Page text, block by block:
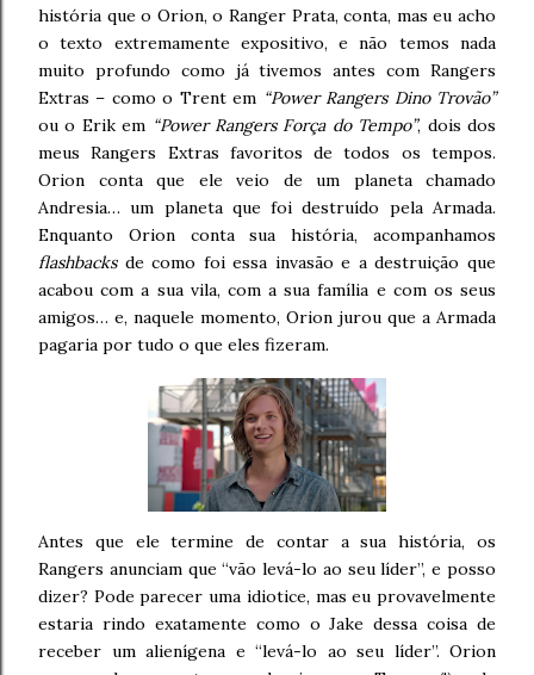
história que o Orion, o Ranger Prata, conta, mas eu acho
o texto extremamente expositivo, e não temos nada
muito profundo como já tivemos antes com Rangers
Extras – como o Trent em “Power Rangers Dino Trovão”
ou o Erik em “Power Rangers Força do Tempo”, dois dos
meus Rangers Extras favoritos de todos os tempos.
Orion conta que ele veio de um planeta chamado
Andresia… um planeta que foi destruído pela Armada.
Enquanto Orion conta sua história, acompanhamos
flashbacksde como foi essa invasão e a destruição que
acabou com a sua vila, com a sua família e com os seus
amigos… e, naquele momento, Orion jurou que a Armada
pagaria por tudo o que eles fizeram.
Antes que ele termine de contar a sua história, os
Rangers anunciam que “vão levá-lo ao seu líder”, e posso
dizer? Pode parecer uma idiotice, mas eu provavelmente
estaria rindo exatamente como o Jake dessa coisa de
receber um alienígena e “levá-lo ao seu líder”. Orion